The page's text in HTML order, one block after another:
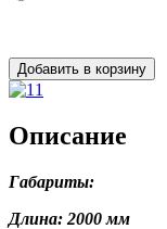
Добавить в корзину
Описание
Габариты:
Длина: 2000 мм